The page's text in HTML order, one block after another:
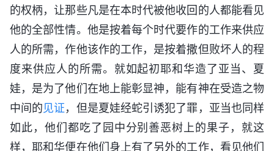
的权柄，让那些凡是在本时代被他收回的人都能看见
他的全部性情。他是按着每个时代要作的工作来供应
人的所需，作他该作的工作，是按着撒但败坏人的程
度来供应人的所需。就如起初耶和华造了亚当、夏
娃，是为了他们在地上能彰显神，能有神在受造之物
中间的见证，但是夏娃经蛇引诱犯了罪，亚当也同样
如此，他们都吃了园中分别善恶树上的果子，就这
样，耶和华便在他们身上有了另外的工作，看见他们